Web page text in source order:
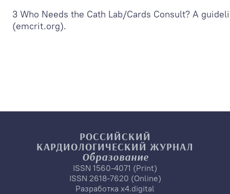
3 Who Needs the Cath Lab/Cards Consult? A
(emcrit.org).
РОССИЙСКИЙ
КАРДИОЛОГИЧЕСКИЙ ЖУРНАЛ
Образование
ISSN 1560-4071 (Print)
ISSN 2618-7620 (Online)
Разработка x4.digital